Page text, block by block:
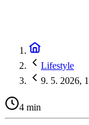
Lifestyle
9. 5. 2026,
4 min